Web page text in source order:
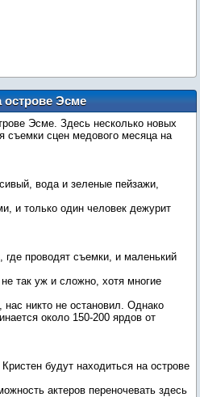
Эсме
Эсме. Здесь несколько новых
сцен медового месяца на
вода и зеленые пейзажи,
и только один человек дежурит
где проводят съемки, и маленький
так уж и сложно, хотя многие
никто не остановил. Однако
около 150-200 ярдов от
будут находиться на острове
актеров переночевать здесь